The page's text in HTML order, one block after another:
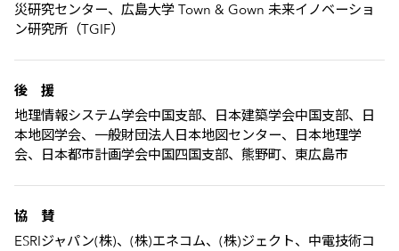
災研究センター、広島大学 Town & Gown 未来イノベーショ
ン研究所（TGIF）
後 援
地理情報システム学会中国支部、日本建築学会中国支部、日
本地図学会、一般財団法人日本地図センター、日本地理学
会、日本都市計画学会中国四国支部、熊野町、東広島市
協 賛
ESRIジャパン(株)、(株)エネコム、(株)ジェクト、中電技術コ